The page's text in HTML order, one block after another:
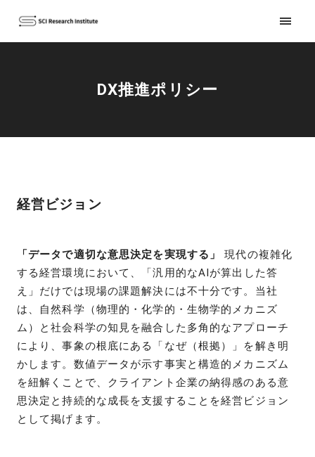
DX推進ポリシー
経営ビジョン
「データで適切な意思決定を実現する」
現代の複雑化
する経営環境において、「汎用的なAIが算出した答
え」だけでは現場の課題解決には不十分です。当社
は、自然科学（物理的・化学的・生物学的メカニズ
ム）と社会科学の知見を融合した多角的なアプローチ
により、事象の根底にある「なぜ（根拠）」を解き明
かします。数値データが示す事実と構造的メカニズム
を紐解くことで、クライアント企業の納得感のある意
思決定と持続的な成長を支援することを経営ビジョン
として掲げます。